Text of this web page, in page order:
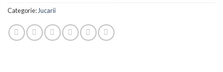
Categorie:Jucarii